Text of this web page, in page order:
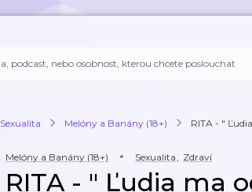
Sexualita Melóny a Banány (18+) RITA - "
Melóny a Banány (18+) Sexualita, Zdraví
RITA - " Ľudia ma